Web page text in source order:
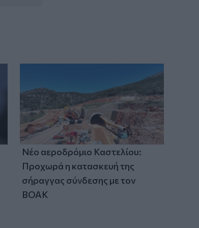
Κρήτη: Νέα «καραβιά» στον
Τσούτσουρα - Ανάμεσά τους γυναίκες
και μικρά παιδιά
Νέο αεροδρόμιο Καστελίου:
Προχωρά η κατασκευή της
σήραγγας σύνδεσης με τον
ΒΟΑΚ